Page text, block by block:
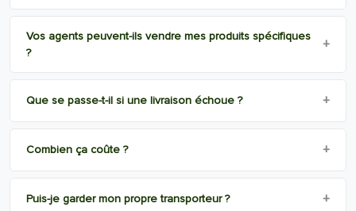
Vos agents peuvent-ils vendre mes produits spécifiques
?
+
Que se passe-t-il si une livraison échoue ? +
Combien ça coûte ? +
Puis-je garder mon propre transporteur ? +